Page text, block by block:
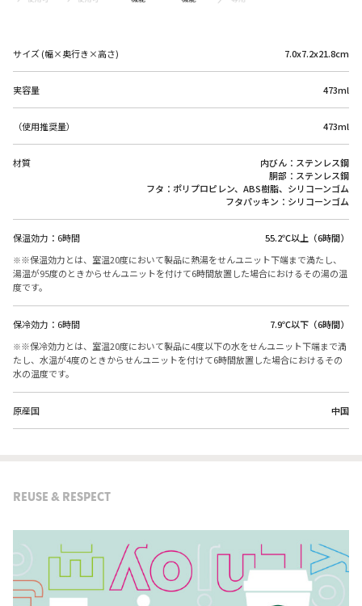
サイズ (幅×奥行き×高さ) 7.0x7.2x21.8cm
実容量 473ml
（使用推奨量） 473ml
材質
内びん：ステンレス鋼
胴部：ステンレス鋼
フタ：ポリプロピレン、ABS樹脂、シリコーンゴム
フタパッキン：シリコーンゴム
保温効力：6時間
55.2℃以上（6時間）
※保温効力とは、室温20度において製品に熱湯をせんユニット下端まで満たし、
湯温が95度のときからせんユニットを付けて6時間放置した場合におけるその湯の温
度です。
保冷効力：6時間
7.9℃以下（6時間）
※保冷効力とは、室温20度において製品に4度以下の水をせんユニット下端まで満
たし、水温が4度のときからせんユニットを付けて6時間放置した場合におけるその
水の温度です。
原産国 中国
REUSE & RESPECT